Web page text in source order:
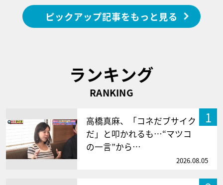
ピックアップ記事をもっと見る
ランキング
RANKING
1
高橋真麻、「コネだブサイク
だ」と叩かれるも…“マツコ
の一言”から…
2026.08.05